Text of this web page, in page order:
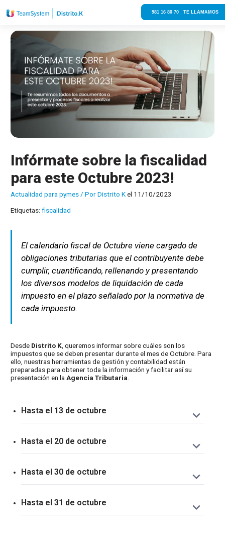
981 16 80 70 TE LLAMAMOS
Infórmate sobre la fiscalidad
para este Octubre 2023!
Actualidad para pymes/ PorDistrito Kel 11/10/2023
Etiquetas:fiscalidad
El calendario fiscal de Octubre viene cargado de
obligaciones tributarias que el contribuyente debe
cumplir, cuantificando, rellenando y presentando
los diversos modelos de liquidación de cada
impuesto en el plazo señalado por la normativa de
cada impuesto.
Desde Distrito K, queremos informar sobre cuáles son los
impuestos que se deben presentar durante el mes de Octubre. Para
ello, nuestras herramientas de gestión y contabilidad están
preparadas para obtener toda la información y facilitar así su
presentación en laAgencia Tributaria.
Hasta el 13 de octubre
Intracomunitario
• Septiembre 2023. Obligados a
suministrar información estadística
Hasta el 20 de octubre
Retenciones e ingresos a cuenta de
rendimientos del trabajo, actividades
económicas, premios y determinadas
Hasta el 30 de octubre
• Septiembre 2023. Autoliquidación: 303
• Septiembre 2023. Grupo de entidades,
Hasta el 31 de octubre